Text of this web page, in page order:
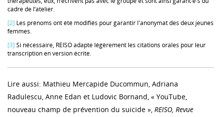
cadre de l’atelier.
[2] Les prénoms ont été modifiés pour garantir l'anonymat des deux jeunes
femmes.
[3] Si nécessaire, REISO adapte légèrement les citations orales pour leur
transcription en version écrite.
Lire aussi: Mathieu Mercapide Ducommun, Adriana
Radulescu, Anne Edan et Ludovic Bornand, « YouTube,
nouveau champ de prévention du suicide », REISO, Revue